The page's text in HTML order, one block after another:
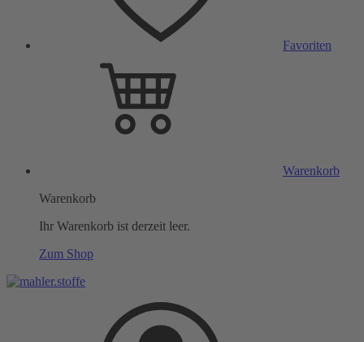
Favoriten
Warenkorb
Warenkorb
Ihr Warenkorb ist derzeit leer.
Zum Shop